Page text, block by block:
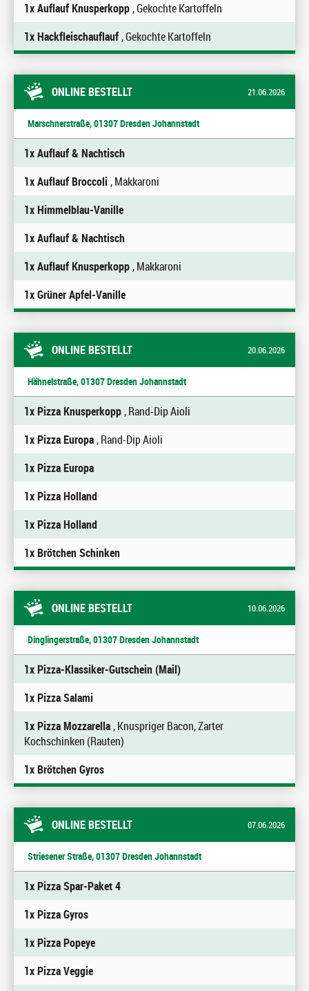
1x Auflauf Knusperkopp, Gekochte Kartoffeln
1x Hackfleischauflauf, Gekochte Kartoffeln
ONLINE BESTELLT 21.06.2026
Marschnerstraße, 01307 Dresden Johannstadt
1x Auflauf & Nachtisch
1x Auflauf Broccoli , Makkaroni
1x Himmelblau-Vanille
1x Auflauf & Nachtisch
1x Auflauf Knusperkopp, Makkaroni
1x Grüner Apfel-Vanille
ONLINE BESTELLT 20.06.2026
Hähnelstraße, 01307 Dresden Johannstadt
1x Pizza Knusperkopp, Rand-Dip Aioli
1x Pizza Europa, Rand-Dip Aioli
1x Pizza Europa
1x Pizza Holland
1x Pizza Holland
1x Brötchen Schinken
ONLINE BESTELLT 10.06.2026
Dinglingerstraße, 01307 Dresden Johannstadt
1x Pizza-Klassiker-Gutschein (Mail)
1x Pizza Salami
1x Pizza Mozzarella, Knuspriger Bacon, Zarter
Kochschinken (Rauten)
1x Brötchen Gyros
ONLINE BESTELLT 07.06.2026
Striesener Straße, 01307 Dresden Johannstadt
1x Pizza Spar-Paket 4
1x Pizza Gyros
1x Pizza Popeye
1x Pizza Veggie